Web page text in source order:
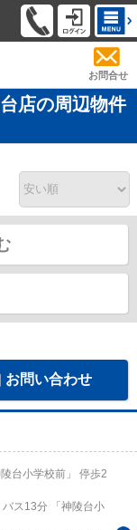
お問合せ
店の周辺物件
お問い合わせ
台小学校前」 停歩2
バス13分 「神陵台小